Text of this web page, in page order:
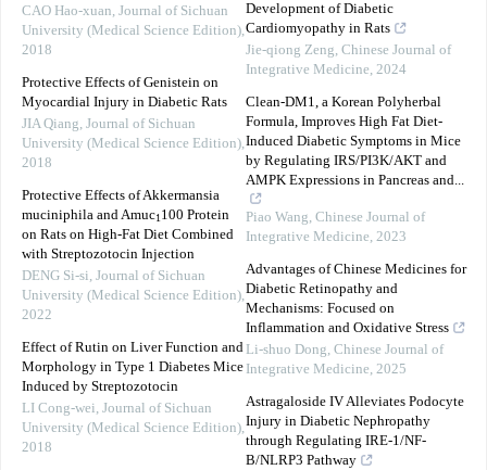
CAO Hao-xuan, Journal of Sichuan
University (Medical Science Edition),
2018
Protective Effects of Genistein on
Myocardial Injury in Diabetic Rats
JIA Qiang, Journal of Sichuan
University (Medical Science Edition),
2018
Protective Effects of Akkermansia
muciniphila and Amuc1100 Protein
on Rats on High-Fat Diet Combined
with Streptozotocin Injection
DENG Si-si, Journal of Sichuan
University (Medical Science Edition),
2022
Effect of Rutin on Liver Function and
Morphology in Type 1 Diabetes Mice
Induced by Streptozotocin
LI Cong-wei, Journal of Sichuan
University (Medical Science Edition),
2018
Development of Diabetic
Cardiomyopathy in Rats
Jie-qiong Zeng, Chinese Journal of
Integrative Medicine, 2024
Clean-DM1, a Korean Polyherbal
Formula, Improves High Fat Diet-
Induced Diabetic Symptoms in Mice
by Regulating IRS/PI3K/AKT and
AMPK Expressions in Pancreas and...
Piao Wang, Chinese Journal of
Integrative Medicine, 2023
Advantages of Chinese Medicines for
Diabetic Retinopathy and
Mechanisms: Focused on
Inflammation and Oxidative Stress
Li-shuo Dong, Chinese Journal of
Integrative Medicine, 2025
Astragaloside IV Alleviates Podocyte
Injury in Diabetic Nephropathy
through Regulating IRE-1/NF-
B/NLRP3 Pathway